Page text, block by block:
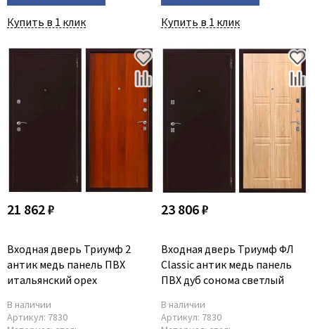
Купить в 1 клик Купить в 1 клик
21 862 ₽
Входная дверь Триумф 2
антик медь панель ПВХ
итальянский орех
В наличии
Артикул: 7830
23 806 ₽
Входная дверь Триумф ФЛ
Classic антик медь панель
ПВХ дуб сонома светлый
В наличии
Артикул: 7830